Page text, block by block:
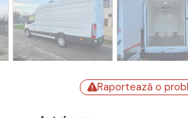
Raportează o